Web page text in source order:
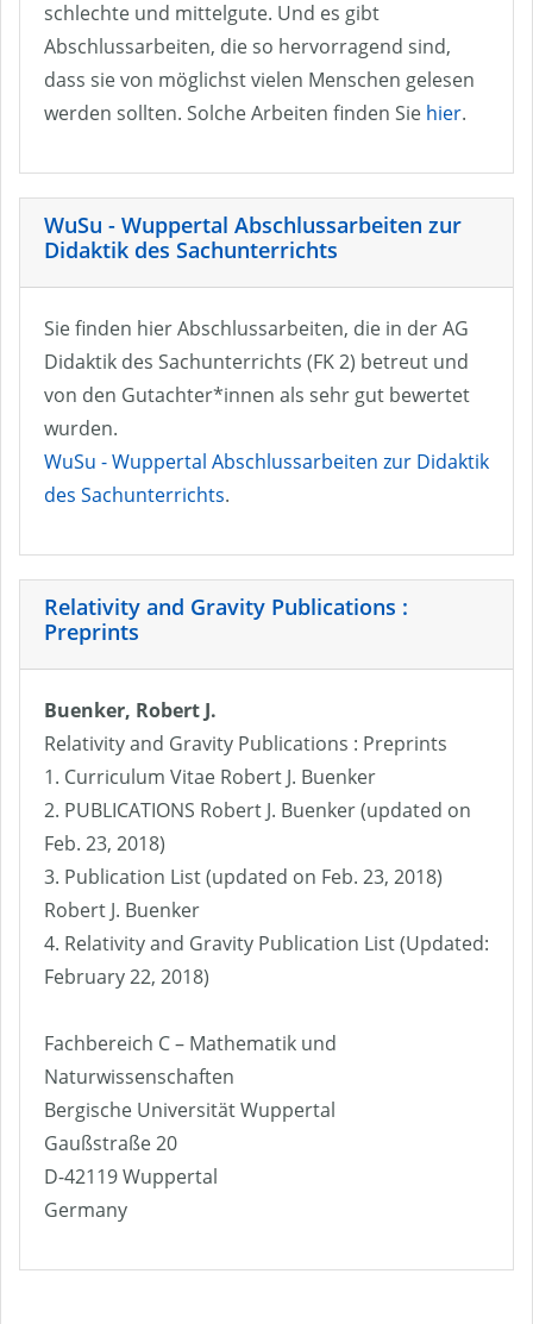
schlechte und mittelgute. Und es gibt
Abschlussarbeiten, die so hervorragend sind,
dass sie von möglichst vielen Menschen gelesen
werden sollten. Solche Arbeiten finden Sie hier.
WuSu - Wuppertal Abschlussarbeiten zur
Didaktik des Sachunterrichts
Sie finden hier Abschlussarbeiten, die in der AG
Didaktik des Sachunterrichts (FK 2) betreut und
von den Gutachter*innen als sehr gut bewertet
wurden.
WuSu - Wuppertal Abschlussarbeiten zur Didaktik
des Sachunterrichts.
Relativity and Gravity Publications :
Preprints
Buenker, Robert J.
Relativity and Gravity Publications : Preprints
1. Curriculum Vitae Robert J. Buenker
2. PUBLICATIONS Robert J. Buenker (updated on
Feb. 23, 2018)
3. Publication List (updated on Feb. 23, 2018)
Robert J. Buenker
4. Relativity and Gravity Publication List (Updated:
February 22, 2018)
Fachbereich C – Mathematik und
Naturwissenschaften
Bergische Universität Wuppertal
Gaußstraße 20
D-42119 Wuppertal
Germany